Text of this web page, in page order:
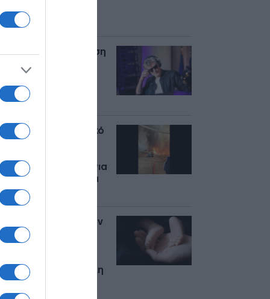
Η τελευταία εμφάνιση
συναυλία του The
Weeknd στο Παρίσι
Συγκλονιστικό
βίντεο πυροσβέστη
– Ανησυχία για
το επερχόμενο κύμα
καύσωνα
Γαλλία: Εντοπίστηκαν
νεκρά βρέφη σε
χαρτόκουτα –
στην πόλη
Οράνζ